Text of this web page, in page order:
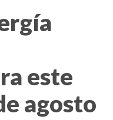
este
agosto